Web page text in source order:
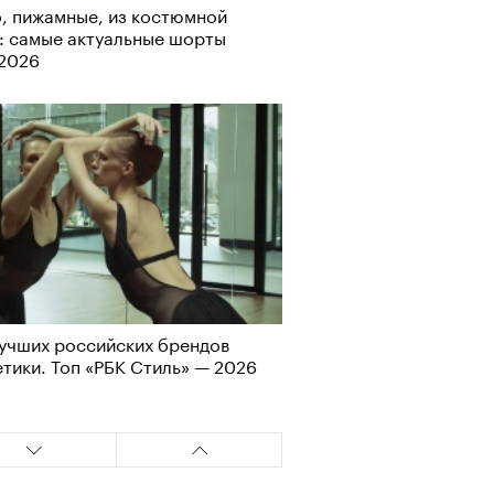
пижамные, из костюмной
самые актуальные шорты
российских брендов
Топ «РБК Стиль» — 2026
Altman Talks: «Умение
— это освобождающая
ли человек прожить 180 лет:
Станислав Скакун